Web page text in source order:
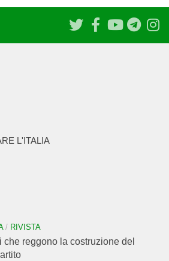
L'ITALIA
/ RIVISTA
che reggono la costruzione del